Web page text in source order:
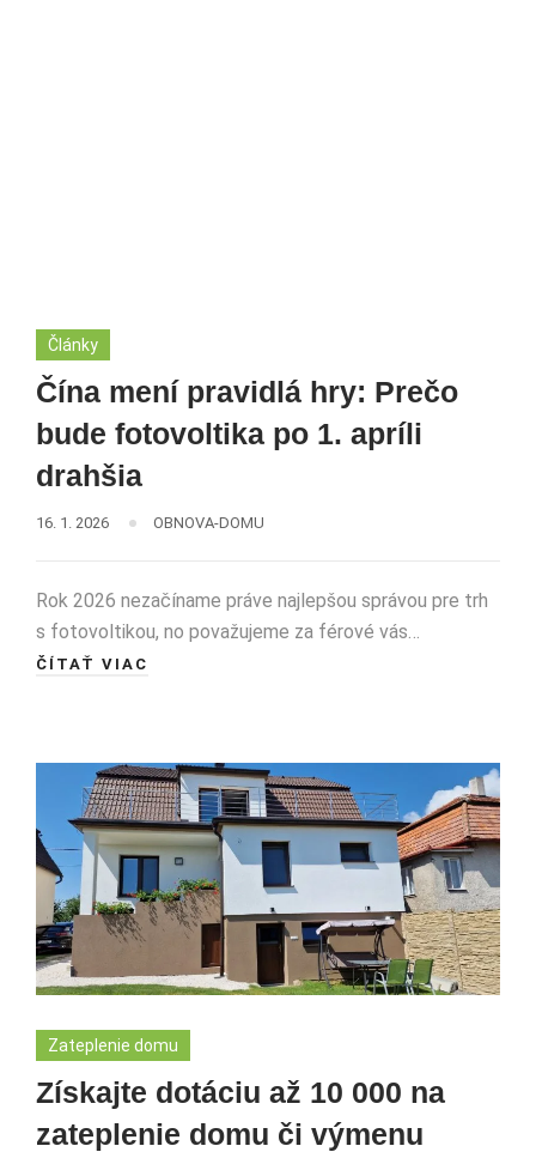
Články
Čína mení pravidlá hry: Prečo
bude fotovoltika po 1. apríli
drahšia
16. 1. 2026 OBNOVA-DOMU
Rok 2026 nezačíname práve najlepšou správou pre trh
s fotovoltikou, no považujeme za férové vás…
ČÍTAŤ VIAC
Zateplenie domu
Získajte dotáciu až 10 000 na
zateplenie domu či výmenu